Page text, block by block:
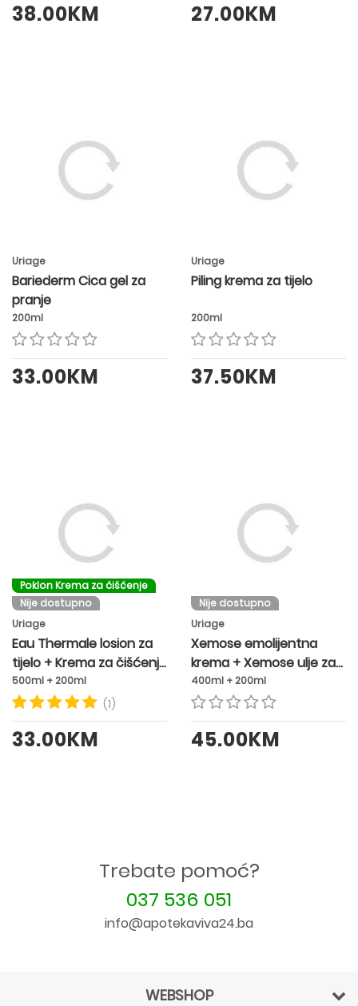
38.00KM 27.00KM
Uriage
Bariederm Cica gel za
pranje
200ml
33.00KM
Uriage
Piling krema za tijelo
200ml
37.50KM
Poklon Krema za čišćenje
Nije dostupno
Uriage
Eau Thermale losion za
tijelo + Krema za čišćenje
Gratis
500ml + 200ml
(1)
33.00KM
Nije dostupno
Uriage
Xemose emolijentna
krema + Xemose ulje za
tuširanje
400ml + 200ml
45.00KM
Trebate pomoć?
037 536 051
info@apotekaviva24.ba
WEBSHOP